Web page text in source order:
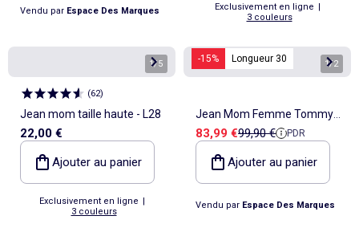
Vendu par Espace Des Marques Exclusivement en ligne |
3 couleurs
1/5
(62)
Jean mom taille haute - L28
22,00 €
Ajouter au panier
Exclusivement en ligne |
3 couleurs
-15% Longueur 30 1/2
Jean Mom Femme Tommy
Hilfiger
Prix de vente
83,99 €Prix de référence
99,90 € PDR
Ajouter au panier
Vendu par Espace Des Marques